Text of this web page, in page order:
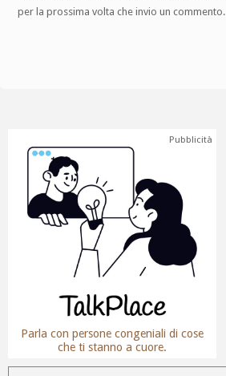
per la prossima volta che invio un commento.
Pubblicità
Parla con persone congeniali di cose
che ti stanno a cuore.